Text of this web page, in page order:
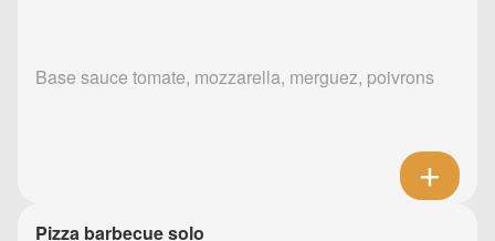
Base sauce tomate, mozzarella, merguez, poivrons
Pizza barbecue solo